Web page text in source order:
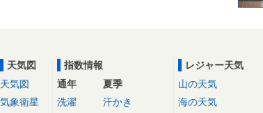
天気図
天気図
気象衛星
指数情報
通年
洗濯
夏季
汗かき
レジャー天気
山の天気
海の天気